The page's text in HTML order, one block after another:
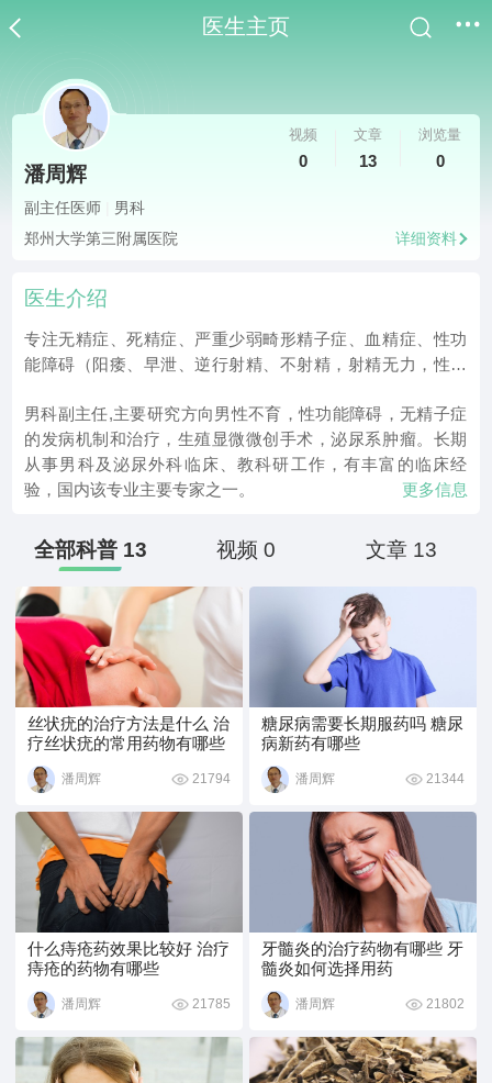
医生主页
潘周辉
副主任医师
男科
郑州大学第三附属医院
详细资料
视频
0
文章
13
浏览量
0
医生介绍
专注无精症、死精症、严重少弱畸形精子症、血精症、性功
能障碍（阳痿、早泄、逆行射精、不射精，射精无力，性生
生、肿瘤等；睾丸疼痛；睾丸生殖器发育不良；泌尿生殖系
感染；泌尿生殖系统肿瘤；无精症各类手术如睾丸显微取精
术、显微附睾输精管吻合术、输精管吻合术、射精管梗阻精
道微创手术、精索静脉曲张微创手术；输精管结扎术；睾丸
男科副主任,主要研究方向男性不育，性功能障碍，无精子症
的发病机制和治疗，生殖显微微创手术，泌尿系肿瘤。长期
从事男科及泌尿外科临床、教科研工作，有丰富的临床经
验，国内该专业主要专家之一。
更多信息
全部科普 13 视频 0 文章 13
丝状疣的治疗方法是什么 治
疗丝状疣的常用药物有哪些
潘周辉 21794
什么痔疮药效果比较好 治疗
痔疮的药物有哪些
潘周辉 21785
糖尿病需要长期服药吗 糖尿
病新药有哪些
潘周辉 21344
牙髓炎的治疗药物有哪些 牙
髓炎如何选择用药
潘周辉 21802